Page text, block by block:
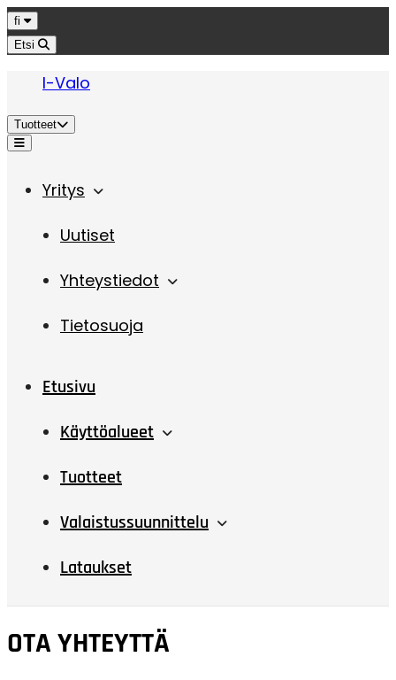
Hyppää sisältöön
Kieli
fi
Etsi
I-Valo
Tuotteet
Valikko
Yritys
Uutiset
Yhteystiedot
Tietosuoja
Etusivu
Käyttöalueet
Tuotteet
Valaistussuunnittelu
Lataukset
OTA YHTEYTTÄ